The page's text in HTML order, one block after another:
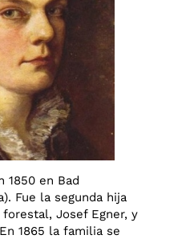
1850 en Bad
Fue la segunda hija
Josef Egner, y
1865 la familia se